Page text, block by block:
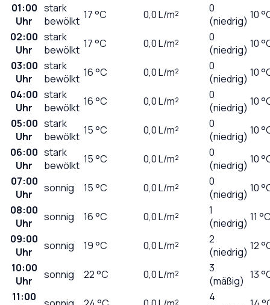
01:00
Uhr
stark
bewölkt 17°C 0,0L/m²
0
(niedrig) 10
02:00
Uhr
stark
bewölkt 17°C 0,0L/m²
0
(niedrig) 10
03:00
Uhr
stark
bewölkt 16°C 0,0L/m²
0
(niedrig) 10
04:00
Uhr
stark
bewölkt 16°C 0,0L/m²
0
(niedrig) 10
05:00
Uhr
stark
bewölkt 15°C 0,0L/m²
0
(niedrig) 10
06:00
Uhr
stark
bewölkt 15°C 0,0L/m²
0
(niedrig) 10
07:00
Uhr
sonnig 15°C 0,0L/m²
0
(niedrig) 10
08:00
Uhr
sonnig 16°C 0,0L/m²
1
(niedrig) 11
09:00
Uhr
sonnig 19°C 0,0L/m²
2
(niedrig) 12
10:00
Uhr
sonnig 22°C 0,0L/m²
3
(mäßig) 13
11:00
4